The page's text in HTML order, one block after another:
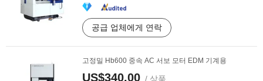
공급 업체에게 연락
고정밀 Hb600 중속 AC 서보 모터 EDM 기계용
US$340.00 / 상품